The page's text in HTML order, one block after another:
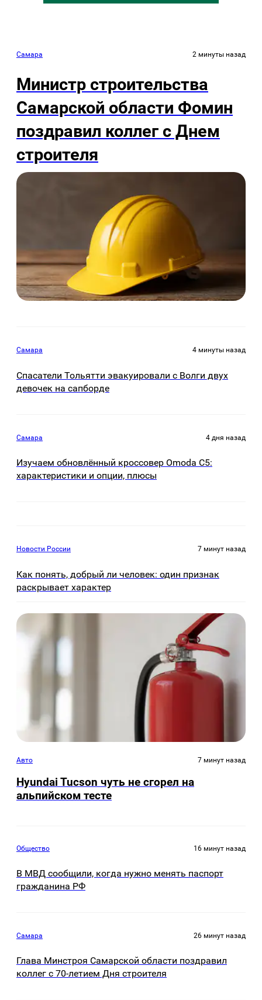
Самара 2 минуты назад
Министр строительства
Самарской области Фомин
поздравил коллег с Днем
строителя
Самара 4 минуты назад
Спасатели Тольятти эвакуировали с Волги двух
девочек на сапборде
Самара 4 дня назад
Изучаем обновлённый кроссовер Omoda C5:
характеристики и опции, плюсы
Новости России 7 минут назад
Как понять, добрый ли человек: один признак
раскрывает характер
Авто 7 минут назад
Hyundai Tucson чуть не сгорел на
альпийском тесте
Общество 16 минут назад
В МВД сообщили, когда нужно менять паспорт
гражданина РФ
Самара 26 минут назад
Глава Минстроя Самарской области поздравил
коллег с 70-летием Дня строителя